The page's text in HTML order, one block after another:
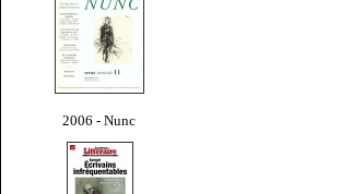
2006 - Nunc